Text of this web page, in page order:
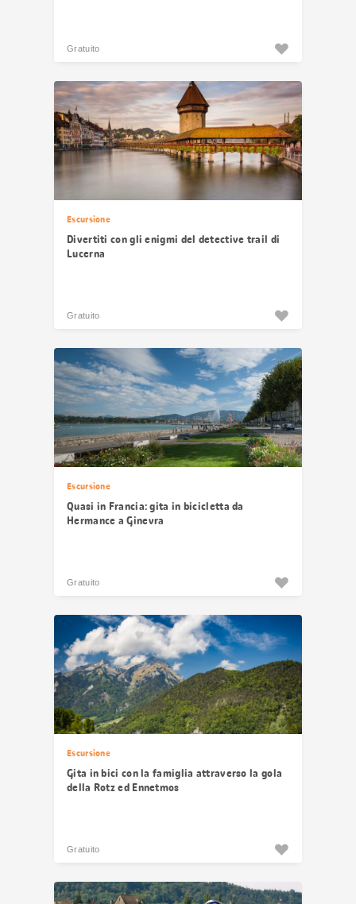
Gratuito
Escursione
Divertiti con gli enigmi del detective trail di
Lucerna
Gratuito
Escursione
Quasi in Francia: gita in bicicletta da
Hermance a Ginevra
Gratuito
Escursione
Gita in bici con la famiglia attraverso la gola
della Rotz ed Ennetmos
Gratuito